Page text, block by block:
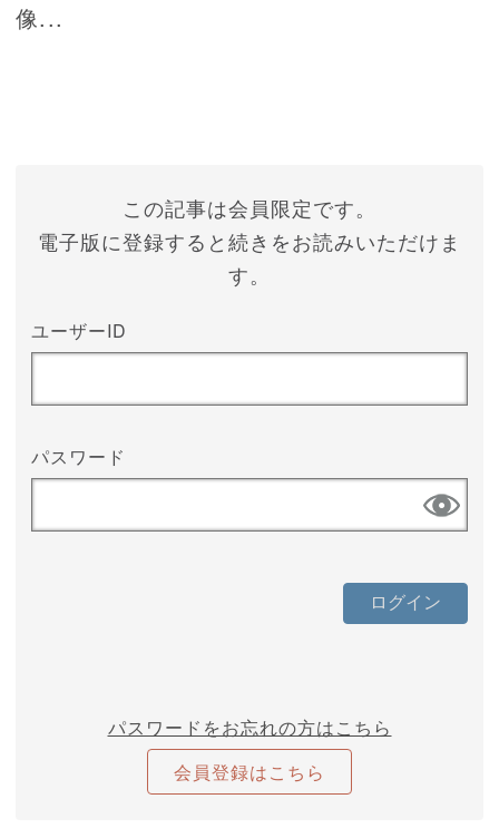
像...
この記事は会員限定です。
電子版に登録すると続きをお読みいただけま
す。
ユーザーID
パスワード
パスワードをお忘れの方はこちら
会員登録はこちら